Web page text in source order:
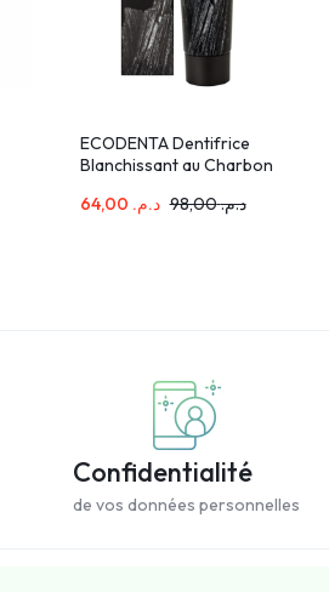
ECODENTA Dentifrice
Blanchissant au Charbon
د.م. د.م.98,00
Confidentialité
de vos données personnelles